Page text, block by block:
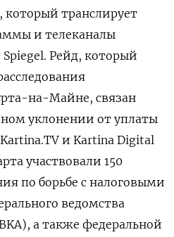
который транслирует
и телеканалы
Spiegel. Рейд, который
на-Майне, связан
уклонении от уплаты
и Kartina Digital
участвовали 150
по борьбе с налоговыми
ведомства
а также федеральной